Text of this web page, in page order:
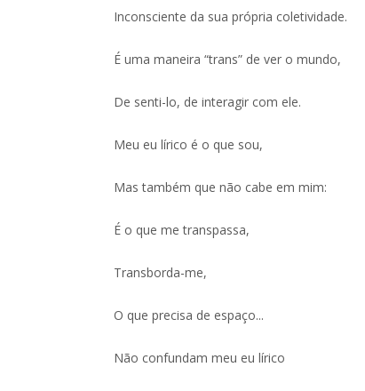
Inconsciente da sua própria coletividade.
É uma maneira “trans” de ver o mundo,
De senti-lo, de interagir com ele.
Meu eu lírico é o que sou,
Mas também que não cabe em mim:
É o que me transpassa,
Transborda-me,
O que precisa de espaço...
Não confundam meu eu lírico